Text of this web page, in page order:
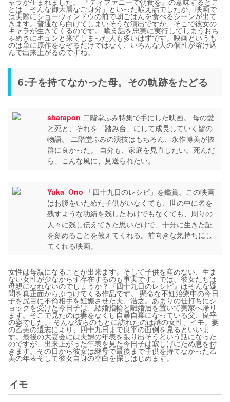
とは「そんな御大層なご身分」といった喩え話でしたが、映画で
は実際にショーウィンドウの前で朝ごはんを食べるシーンが出て
きます。普通なら白けてしまいそうな演出ですが、そこで彼女の
キャラが生きてくるのです。 喩え話を忠実に実行してしまうおち
ゃめさにキュンと来てしまった人も多いはずです。映画というも
のは単に原作をなぞるだけではなく、いろんな人の個性が溶け込
んで出来上がるのですね。
6:子を持てなかった母。その軌跡をたどる
sharapon 二階堂ふみ特集で手にした映画。 母の愛
と死と、それを「踏み台」にして成長していく皆の
物語。 二階堂ふみの演技はもちろん、永作博美が抜
群に良かった。 自分も、家庭を見直したい。死んだ
ら、こんな風に、見送られたい。
Yuka_Ono 「四十九日のレシピ」を鑑賞。この映画
はお腹をいためた子供がいなくても、世の中に名を
残すような功績を残したわけでもなくても、周りの
人々に残し伝えてきた思いだけで、十分に生きた証
を刻めることを教えてくれる。前向きな気持ちにし
てくれる映画。
女性は母親になることが出来ます。そして子供を産めない、生ま
ない女性が少なからず存在するのも事実です。では、彼女たちは
母親になれないのでしょうか？『四十九日のレシピ』はそんな疑
問を真正面からぶつけてくる作品です。 懸命な不妊治療中の今日
子を尻目に不倫相手を妊娠させた夫、浩之。あまりの仕打ちにシ
ョックを受けた今日子は、結婚指輪と離婚届を置いて実家へ帰り
ます。そこで見たのは妻をなくし自暴自棄になっている父、良平
の姿でした。 そんな彼らのもとに訪れたのは謎の女性、イモ。妻
の乙美の遺志により、四十九日まで良平の面倒を見るといいま
す。最後の大宴会には夫婦の年表を張り出そうという話になった
のですが、出来上がった年表を見た今日子は寂しげにため息を付
きます。その日から彼女は継母で最後まで子供を持てなかった乙
美の年表そして彼女自身の空白を探しはじめます。
イモ